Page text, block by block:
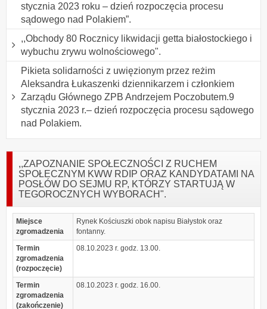
stycznia 2023 roku – dzień rozpoczęcia procesu
sądowego nad Polakiem”.
,,Obchody 80 Rocznicy likwidacji getta białostockiego i
wybuchu zrywu wolnościowego".
Pikieta solidarności z uwięzionym przez reżim
Aleksandra Łukaszenki dziennikarzem i członkiem
Zarządu Głównego ZPB Andrzejem Poczobutem.9
stycznia 2023 r.– dzień rozpoczęcia procesu sądowego
nad Polakiem.
,,ZAPOZNANIE SPOŁECZNOŚCI Z RUCHEM
SPOŁECZNYM KWW RDIP ORAZ KANDYDATAMI NA
POSŁÓW DO SEJMU RP, KTÓRZY STARTUJĄ W
TEGOROCZNYCH WYBORACH".
Miejsce
zgromadzenia
Rynek Kościuszki obok napisu Białystok oraz
fontanny.
Termin
zgromadzenia
(rozpoczęcie)
08.10.2023 r. godz. 13.00.
Termin
zgromadzenia
(zakończenie)
08.10.2023 r. godz. 16.00.